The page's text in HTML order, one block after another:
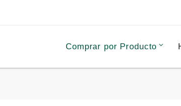
Comprar por Producto